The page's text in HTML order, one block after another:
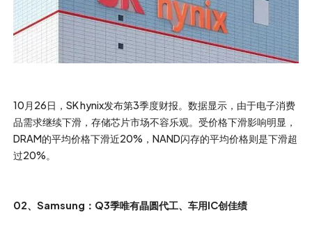
10月26日，SK hynix发布第3季度财报。数据显示，由于电子消费
品需求继续下滑，存储芯片市场不容乐观。受价格下滑影响明显，
DRAM的平均价格下滑近20%，NAND闪存的平均价格则是下滑超
过20%。
02、Samsung：Q3季唯有晶圆代工、车用IC创佳绩